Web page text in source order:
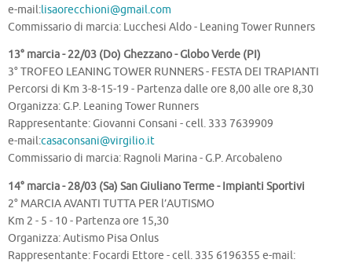
e-mail:lisaorecchioni@gmail.com
Commissario di marcia: Lucchesi Aldo - Leaning Tower Runners
13° marcia - 22/03 (Do) Ghezzano - Globo Verde (PI)
3° TROFEO LEANING TOWER RUNNERS - FESTA DEI TRAPIANTI
Percorsi di Km 3-8-15-19 - Partenza dalle ore 8,00 alle ore 8,30
Organizza: G.P. Leaning Tower Runners
Rappresentante: Giovanni Consani - cell. 333 7639909
e-mail:casaconsani@virgilio.it
Commissario di marcia: Ragnoli Marina - G.P. Arcobaleno
14° marcia - 28/03 (Sa) San Giuliano Terme - Impianti Sportivi
2° MARCIA AVANTI TUTTA PER l’AUTISMO
Km 2 - 5 - 10 - Partenza ore 15,30
Organizza: Autismo Pisa Onlus
Rappresentante: Focardi Ettore - cell. 335 6196355 e-mail: